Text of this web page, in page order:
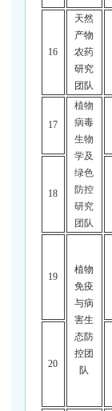
16
天然
产物
农药
研究
团队
17
植物
病毒
生物
学及
绿色
防控
研究
团队
18
19
植物
免疫
与病
害生
态防
控团
队
20